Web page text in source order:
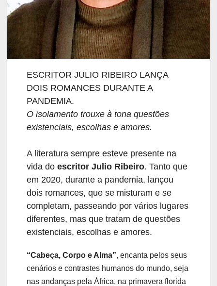
ESCRITOR JULIO RIBEIRO LANÇA
DOIS ROMANCES DURANTE A
PANDEMIA.
O isolamento trouxe à tona questões
existenciais, escolhas e amores.
A literatura sempre esteve presente na
vida do escritor Julio Ribeiro. Tanto que
em 2020, durante a pandemia, lançou
dois romances, que se misturam e se
completam, passeando por vários lugares
diferentes, mas que tratam de questões
existenciais, escolhas e amores.
“Cabeça, Corpo e Alma”, encanta pelos seus
cenários e contrastes humanos do mundo, seja
nas andanças pela África, na primavera florida